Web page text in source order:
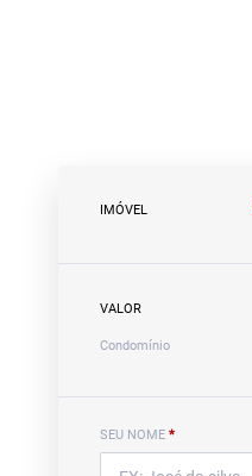
IMÓVEL
VALOR
Condomínio
SEU NOME *